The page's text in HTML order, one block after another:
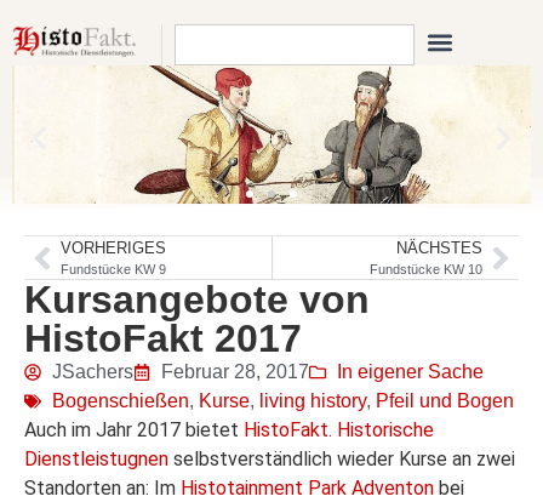
VORHERIGES
Fundstücke KW 9
NÄCHSTES
Fundstücke KW 10
Kursangebote von
HistoFakt 2017
JSachers Februar 28, 2017
In eigener Sache
Bogenschießen, Kurse, living history, Pfeil und Bogen
Auch im Jahr 2017 bietet HistoFakt. Historische
Dienstleistugnen selbstverständlich wieder Kurse an zwei
Standorten an: Im Histotainment Park Adventon bei